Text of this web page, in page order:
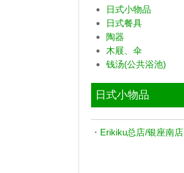
日式小物品
日式餐具
陶器
木屐、伞
钱汤(公共浴池)
日式小物品
・ Erikiku总店/银座南店